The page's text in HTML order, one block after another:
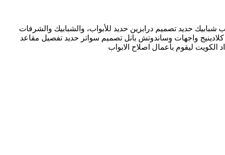
حديد تصميم درابزين حديد للأبواب، والشبابيك والشرفات
واجهات وساندوتش بانل تصميم سواتر حديد تفصيل مقاعد
الكويت ليقوم بأعمال اصلاح الابواب